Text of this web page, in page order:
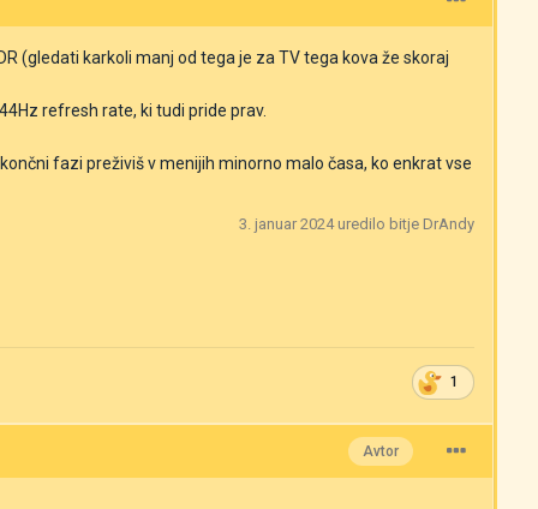
(gledati karkoli manj od tega je za TV tega kova že skoraj
refresh rate, ki tudi pride prav.
fazi preživiš v menijih minorno malo časa, ko enkrat vse
3. januar 2024uredilo bitje DrAndy
1
Avtor